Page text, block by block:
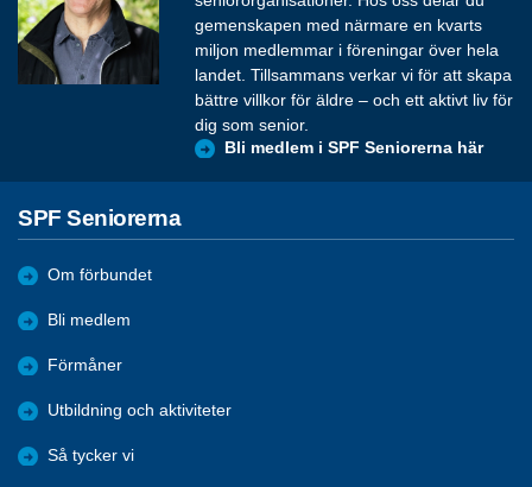
gemenskapen med närmare en kvarts
miljon medlemmar i föreningar över hela
landet. Tillsammans verkar vi för att skapa
bättre villkor för äldre – och ett aktivt liv för
dig som senior.
Bli medlem i SPF Seniorerna här
SPF Seniorerna
Om förbundet
Bli medlem
Förmåner
Utbildning och aktiviteter
Så tycker vi